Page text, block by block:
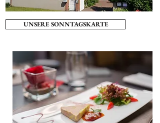
UNSERE SONNTAGSKARTE